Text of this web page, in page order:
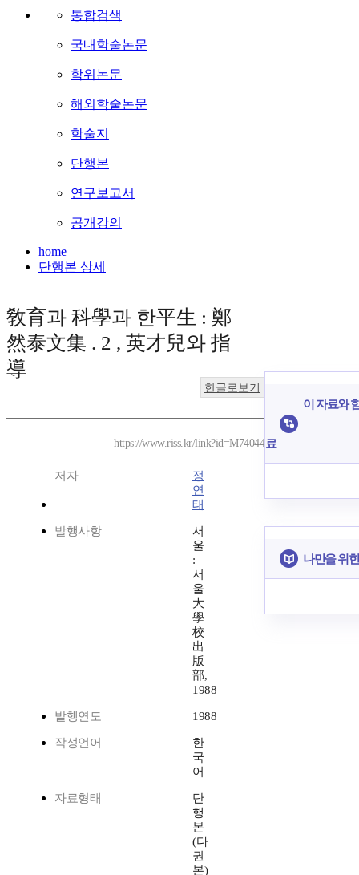
통합검색
국내학술논문
학위논문
해외학술논문
학술지
단행본
연구보고서
공개강의
home
단행본 상세
敎育과 科學과 한平生 : 鄭
然泰文集 . 2 , 英才兒와 指
導
한글로보기
https://www.riss.kr/link?id=M74044
저자
정
연
태
발행사항
서
울
:
서
울
大
學
校
出
版
部,
1988
발행연도 1988
작성언어
한
국
어
자료형태
단
행
본
(다
권
본)
이 자료와
료
나만을 위